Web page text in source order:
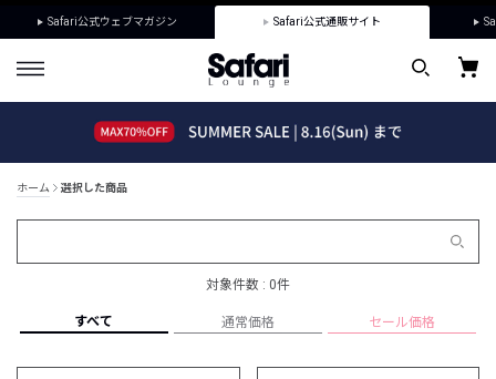
Safari公式ウェブマガジン Safari公式通販サイト
ホーム 選択した商品
対象件数 : 0件
すべて 通常価格 セール価格